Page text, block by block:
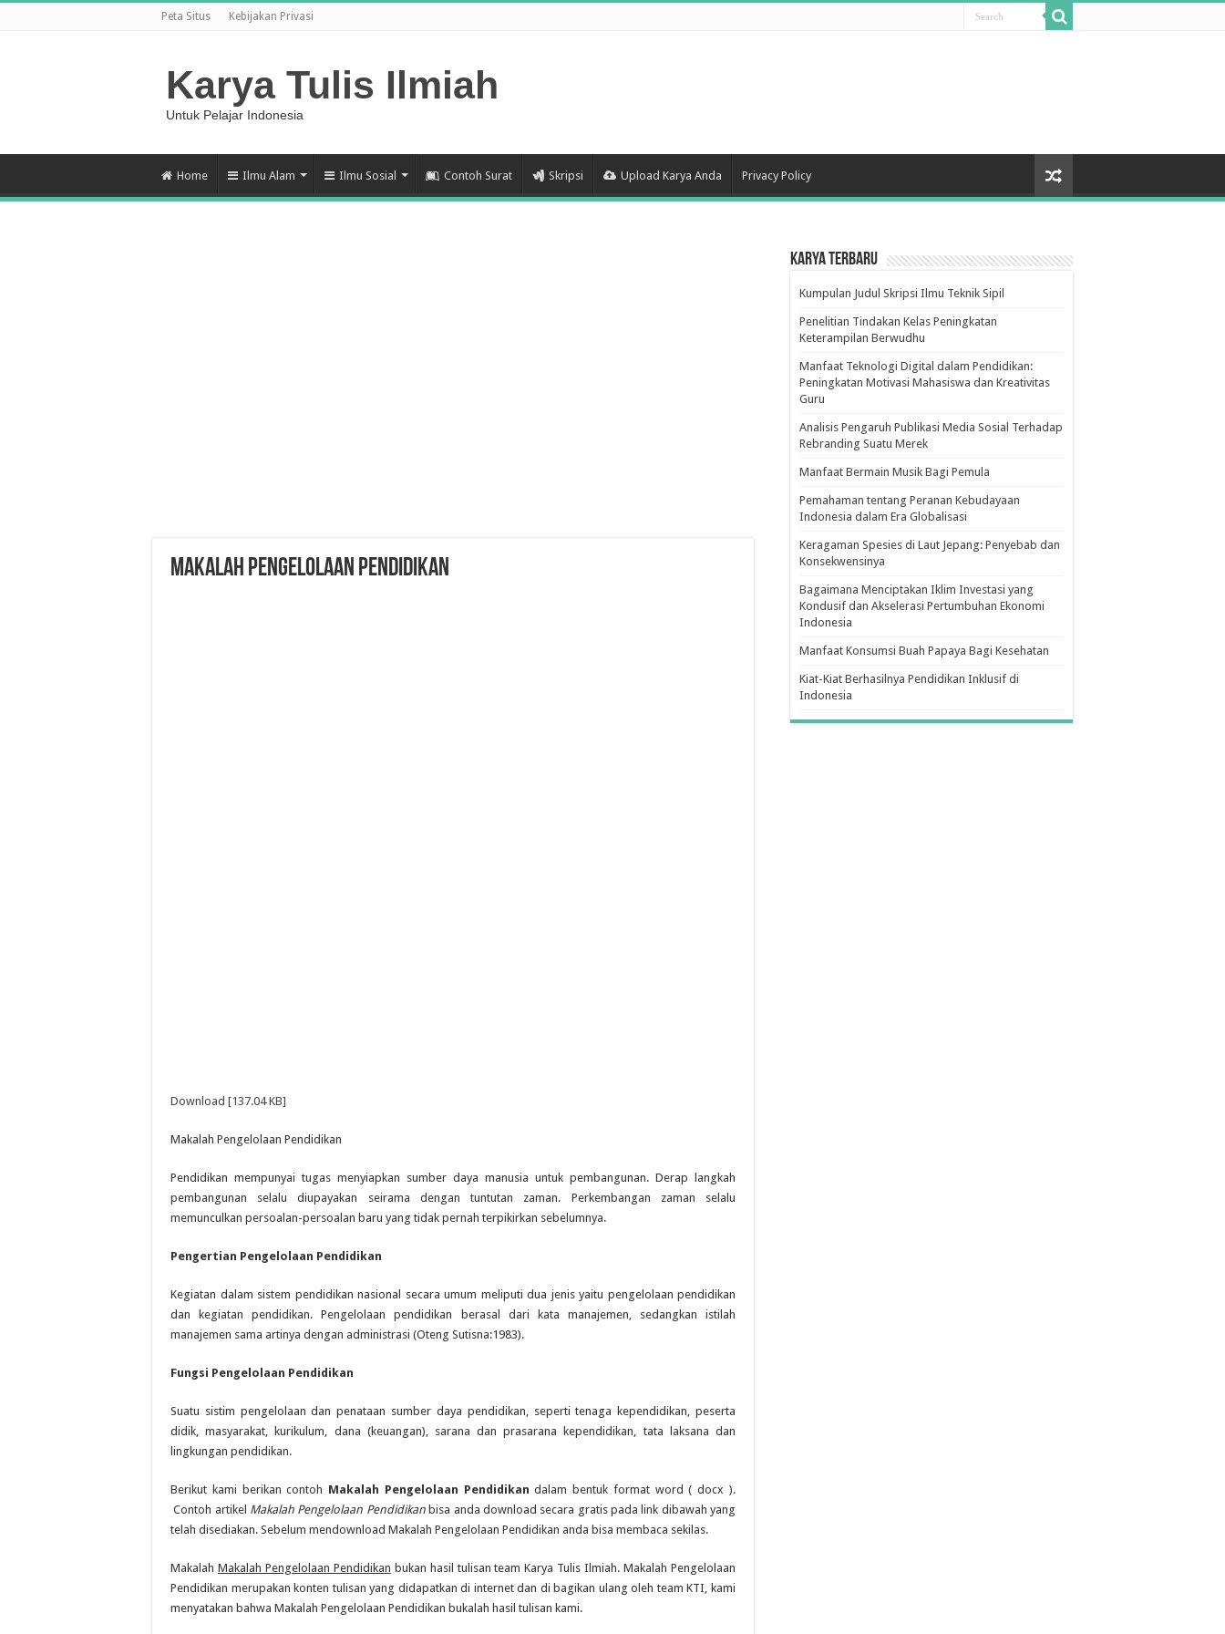
Peta Situs Kebijakan Privasi
Karya Tulis Ilmiah
Untuk Pelajar Indonesia
Home Ilmu Alam Ilmu Sosial Contoh Surat Skripsi Upload Karya Anda Privacy Policy
Makalah Pengelolaan Pendidikan
Download [137.04 KB]
Makalah Pengelolaan Pendidikan
Pendidikan mempunyai tugas menyiapkan sumber daya manusia untuk pembangunan. Derap langkah
pembangunan selalu diupayakan seirama dengan tuntutan zaman. Perkembangan zaman selalu
memunculkan persoalan-persoalan baru yang tidak pernah terpikirkan sebelumnya.
Pengertian Pengelolaan Pendidikan
Kegiatan dalam sistem pendidikan nasional secara umum meliputi dua jenis yaitu pengelolaan pendidikan
dan kegiatan pendidikan. Pengelolaan pendidikan berasal dari kata manajemen, sedangkan istilah
manajemen sama artinya dengan administrasi (Oteng Sutisna:1983).
Fungsi Pengelolaan Pendidikan
Suatu sistim pengelolaan dan penataan sumber daya pendidikan, seperti tenaga kependidikan, peserta
didik, masyarakat, kurikulum, dana (keuangan), sarana dan prasarana kependidikan, tata laksana dan
lingkungan pendidikan.
Berikut kami berikan contoh Makalah Pengelolaan Pendidikan dalam bentuk format word ( docx ).
Contoh artikel Makalah Pengelolaan Pendidikanbisa anda download secara gratis pada link dibawah yang
telah disediakan. Sebelum mendownload Makalah Pengelolaan Pendidikan anda bisa membaca sekilas.
Makalah Makalah Pengelolaan Pendidikan bukan hasil tulisan team Karya Tulis Ilmiah. Makalah Pengelolaan
Pendidikan merupakan konten tulisan yang didapatkan di internet dan di bagikan ulang oleh team KTI, kami
menyatakan bahwa Makalah Pengelolaan Pendidikan bukalah hasil tulisan kami.
Karya Terbaru
Kumpulan Judul Skripsi Ilmu Teknik Sipil
Penelitian Tindakan Kelas Peningkatan
Keterampilan Berwudhu
Manfaat Teknologi Digital dalam Pendidikan:
Peningkatan Motivasi Mahasiswa dan Kreativitas
Guru
Analisis Pengaruh Publikasi Media Sosial Terhadap
Rebranding Suatu Merek
Manfaat Bermain Musik Bagi Pemula
Pemahaman tentang Peranan Kebudayaan
Indonesia dalam Era Globalisasi
Keragaman Spesies di Laut Jepang: Penyebab dan
Konsekwensinya
Bagaimana Menciptakan Iklim Investasi yang
Kondusif dan Akselerasi Pertumbuhan Ekonomi
Indonesia
Manfaat Konsumsi Buah Papaya Bagi Kesehatan
Kiat-Kiat Berhasilnya Pendidikan Inklusif di
Indonesia